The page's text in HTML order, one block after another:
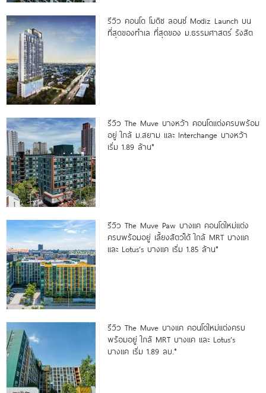
รีวิว คอนโด โมดิซ ลอนซ์ Modiz Launch บน
ที่สุดของทำเล ที่สุดของ ม.ธรรมศาสตร์ รังสิต
รีวิว The Muve บางหว้า คอนโดแต่งครบพร้อม
อยู่ ใกล้ ม.สยาม และ Interchange บางหว้า
เริ่ม 1.89 ล้าน*
รีวิว The Muve Paw บางแค คอนโดใหม่แต่ง
ครบพร้อมอยู่ เลี้ยงสัตว์ได้ ใกล้ MRT บางแค
และ Lotus’s บางแค เริ่ม 1.85 ล้าน*
รีวิว The Muve บางแค คอนโดใหม่แต่งครบ
พร้อมอยู่ ใกล้ MRT บางแค และ Lotus’s
บางแค เริ่ม 1.89 ลบ.*